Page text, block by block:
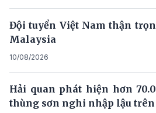
Đội tuyển Việt Nam thận
Malaysia
10/08/2026
Hải quan phát hiện hơn
thùng sơn nghi nhập lậu trên